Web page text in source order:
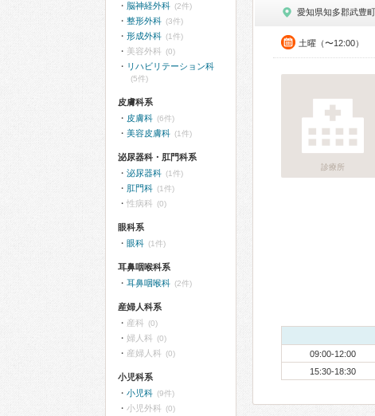
愛知県知多郡武豊
土曜（〜12:00）
診療所
09:00-12:00
15:30-18:30
脳神経外科 (2件)
整形外科 (3件)
形成外科 (1件)
美容外科 (0)
リハビリテーション科
(5件)
皮膚科系
皮膚科 (6件)
美容皮膚科 (1件)
泌尿器科・肛門科系
泌尿器科 (1件)
肛門科 (1件)
性病科 (0)
眼科系
眼科 (1件)
耳鼻咽喉科系
耳鼻咽喉科 (2件)
産婦人科系
産科 (0)
婦人科 (0)
産婦人科 (0)
小児科系
小児科 (9件)
小児外科 (0)